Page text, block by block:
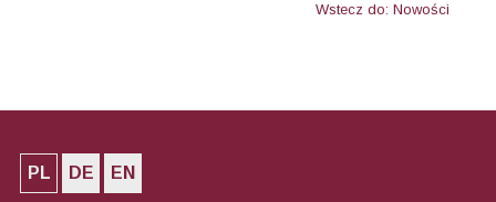
Wstecz do: Nowości
PL DE EN